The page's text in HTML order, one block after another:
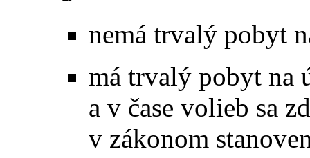
nemá trvalý pobyt
má trvalý pobyt na
a v čase volieb sa
v zákonom